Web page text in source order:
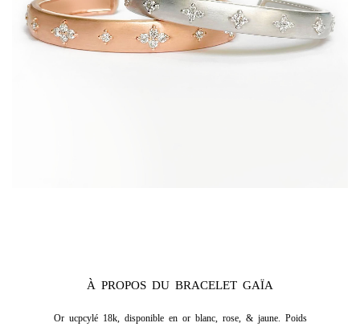
À PROPOS DU BRACELET GAÏA
Or ucpcylé 18k, disponible en or blanc, rose, & jaune. Poids